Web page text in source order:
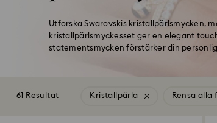
Utforska Swarovskis kristallpärlsmycken,
kristallpärlsmyckesset ger en elegant
statementsmycken förstärker din
61 Resultat Kristallpärla Rensa alla